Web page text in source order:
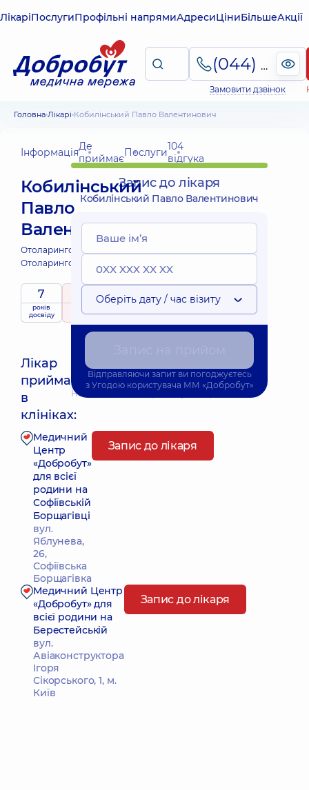
ЛікаріПослугиПрофільні напрямиАдресиЦіниБільшеАкції
(044) 495-2-888
Замовити дзвінок
Головна Лікарі Кобилінський Павло Валентинович
ІнформаціяДе
приймаєПослуги104
відгука
Кобилінський
Павло
Валентинович
Отоларинголог;
Отоларинголог дитячий;
7
років
досвіду
4.9 / 5
на підставі
104 відгука
дітей
Лікар
приймає
в
клініках:
Найближчий час прийому: Завтра о 08:00
Медичний
Центр
«Добробут»
для всієї
родини на
Софіївській
Борщагівці
вул.
Яблунева,
26,
Софіївська
Борщагівка
Запис до лікаря
Медичний Центр
«Добробут» для
всієї родини на
Берестейській
вул.
Авіаконструктора
Ігоря
Сікорського, 1, м.
Київ
Запис до лікаря
Запис до лікаря
Кобилінський Павло Валентинович
Оберіть дату / час візиту
Відправляючи запит ви погоджуєтесь
з Угодою користувача ММ «Добробут»